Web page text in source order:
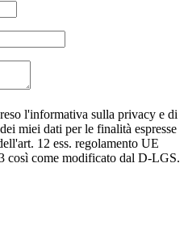
l'informativa sulla privacy e di
miei dati per le finalità espresse
12 ess. regolamento UE
così come modificato dal D-LGS.